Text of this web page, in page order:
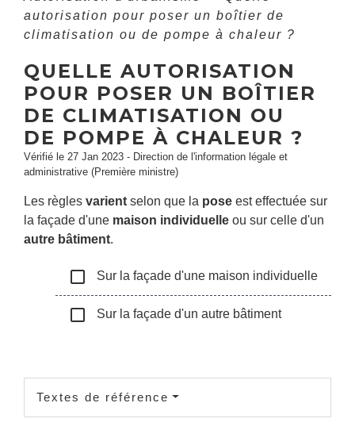
autorisation pour poser un boîtier de
climatisation ou de pompe à chaleur ?
QUELLE AUTORISATION
POUR POSER UN BOÎTIER
DE CLIMATISATION OU
DE POMPE À CHALEUR ?
Vérifié le 27 Jan 2023 - Direction de l'information légale et
administrative (Première ministre)
Les règles varient selon que la pose est effectuée sur
la façade d'une maison individuelle ou sur celle d'un
autre bâtiment.
check_box_outline_blank Sur la façade d'une maison individuelle
check_box_outline_blank Sur la façade d'un autre bâtiment
Textes de référence